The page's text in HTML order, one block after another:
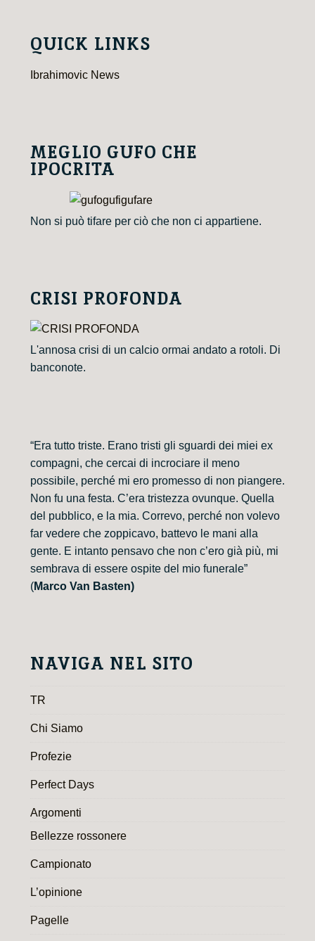
QUICK LINKS
Ibrahimovic News
MEGLIO GUFO CHE
IPOCRITA
Non si può tifare per ciò che non ci appartiene.
CRISI PROFONDA
L'annosa crisi di un calcio ormai andato a rotoli. Di
banconote.
“Era tutto triste. Erano tristi gli sguardi dei miei ex
compagni, che cercai di incrociare il meno
possibile, perché mi ero promesso di non piangere.
Non fu una festa. C’era tristezza ovunque. Quella
del pubblico, e la mia. Correvo, perché non volevo
far vedere che zoppicavo, battevo le mani alla
gente. E intanto pensavo che non c’ero già più, mi
sembrava di essere ospite del mio funerale”
(Marco Van Basten)
NAVIGA NEL SITO
TR
Chi Siamo
Profezie
Perfect Days
Argomenti
Bellezze rossonere
Campionato
L’opinione
Pagelle